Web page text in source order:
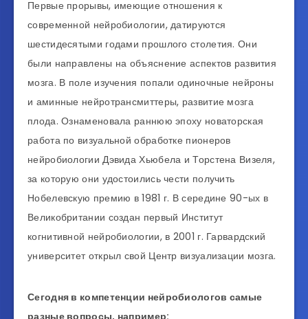
Первые прорывы, имеющие отношения к
современной нейробиологии, датируются
шестидесятыми годами прошлого столетия. Они
были направлены на объяснение аспектов развития
мозга. В поле изучения попали одиночные нейроны
и аминные нейротрансмиттеры, развитие мозга
плода. Ознаменовала раннюю эпоху новаторская
работа по визуальной обработке пионеров
нейробиологии Дэвида Хьюбела и Торстена Визеля,
за которую они удостоились чести получить
Нобелевскую премию в 1981 г. В середине 90-ых в
Великобритании создан первый Институт
когнитивной нейробиологии, в 2001 г. Гарвардский
университет открыл свой Центр визуализации мозга.
Сегодня в компетенции нейробиологов самые